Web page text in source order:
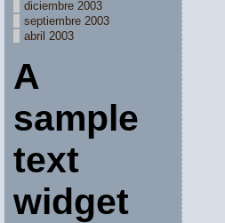
diciembre 2003
septiembre 2003
abril 2003
A
sample
text
widget